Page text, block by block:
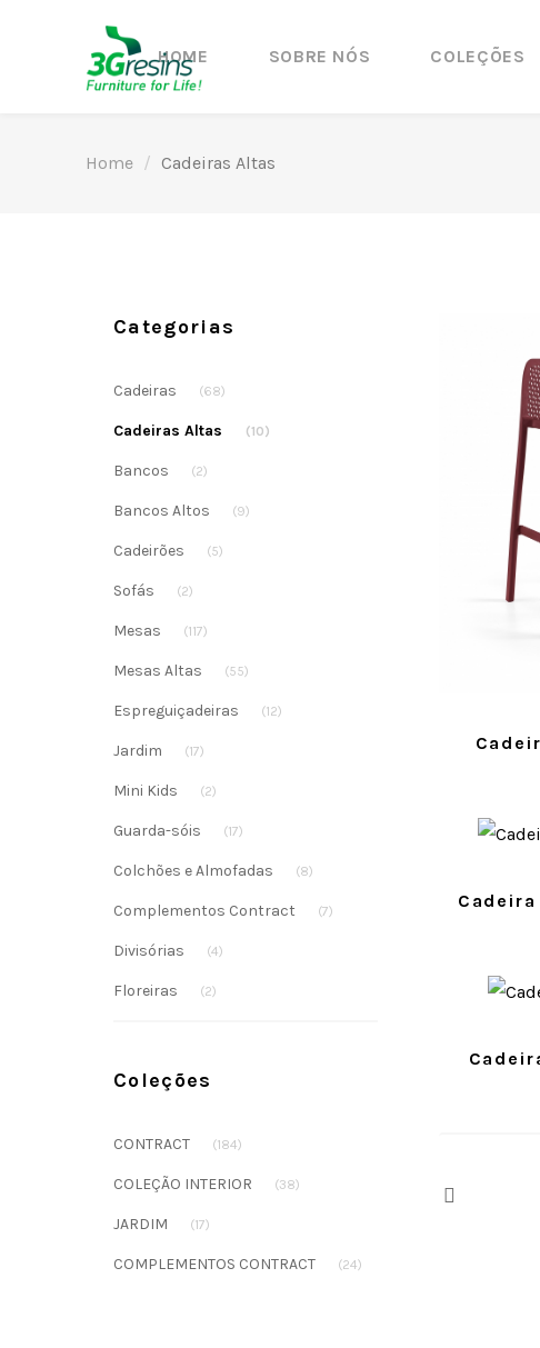
HOME SOBRE NÓS COLEÇÕES
Home Cadeiras Altas
Prev
Categorias
Cadeiras (68)
Cadeiras Altas (10)
Bancos (2)
Bancos Altos (9)
Cadeirões (5)
Sofás (2)
Mesas (117)
Mesas Altas (55)
Espreguiçadeiras (12)
Jardim (17)
Mini Kids (2)
Guarda-sóis (17)
Colchões e Almofadas (8)
Complementos Contract (7)
Divisórias (4)
Floreiras (2)
Coleções
CONTRACT (184)
COLEÇÃO INTERIOR (38)
JARDIM (17)
COMPLEMENTOS CONTRACT (24)